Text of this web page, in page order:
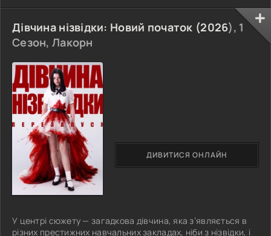
Дівчина нізвідки: Новий початок (2026), 1
Сезон, Лакорн
У центрі сюжету — загадкова дівчина, яка з’являється в
різних престижних навчальних закладах, ніби з нізвідки, і
ДИВИТИСЯ ОНЛАЙН